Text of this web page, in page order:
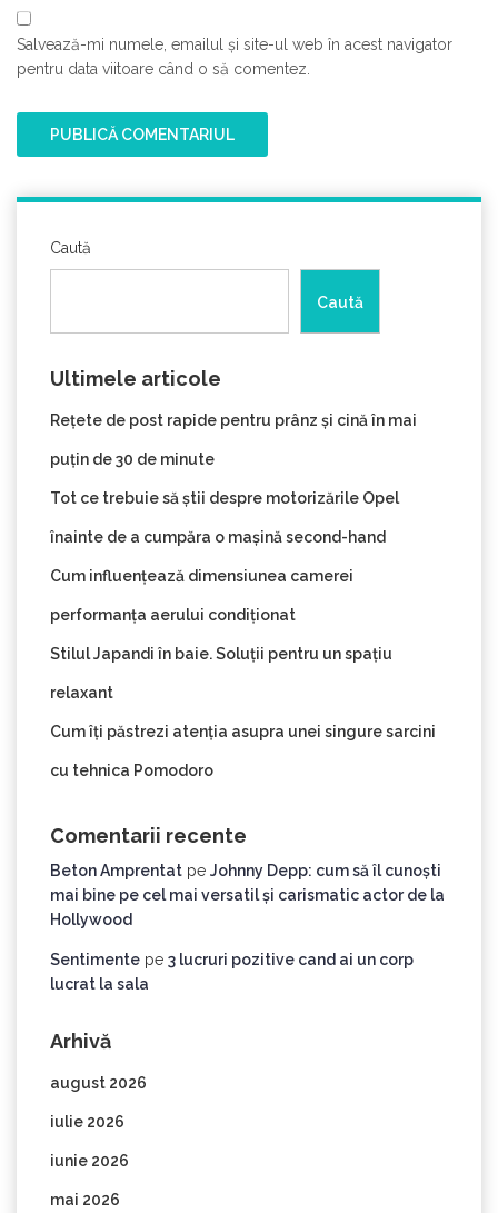
Salvează-mi numele, emailul și site-ul web în acest navigator
pentru data viitoare când o să comentez.
Caută
Caută
Ultimele articole
Rețete de post rapide pentru prânz și cină în mai
puțin de 30 de minute
Tot ce trebuie să știi despre motorizările Opel
înainte de a cumpăra o mașină second-hand
Cum influențează dimensiunea camerei
performanța aerului condiționat
Stilul Japandi în baie. Soluții pentru un spațiu
relaxant
Cum îți păstrezi atenția asupra unei singure sarcini
cu tehnica Pomodoro
Comentarii recente
Beton Amprentat pe Johnny Depp: cum să îl cunoști
mai bine pe cel mai versatil și carismatic actor de la
Hollywood
Sentimente pe 3 lucruri pozitive cand ai un corp
lucrat la sala
Arhivă
august 2026
iulie 2026
iunie 2026
mai 2026